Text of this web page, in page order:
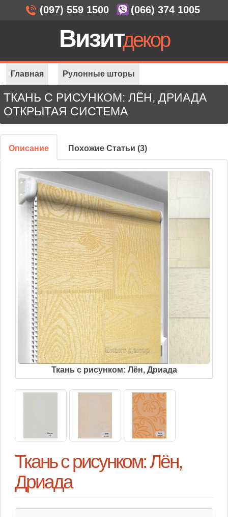
ТКАНЬ С РИСУНКОМ: ЛЁН, ДРИАДА
ОТКРЫТАЯ СИСТЕМА
Описание Похожие Статьи (3)
Ткань с рисунком: Лён, Дриада
Ткань с рисунком: Лён,
Дриада
Главная Рулонные шторы
Открытая система
Ткань с рисунком: Лён, Дриада
(097) 559 1500 (066) 374 1005
Визитдекор